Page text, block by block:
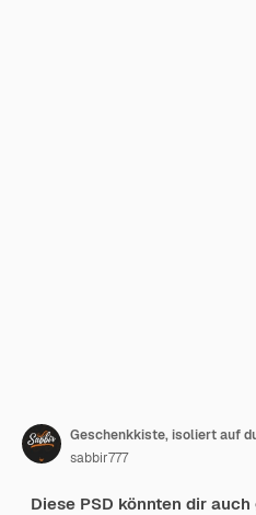
Geschenkkiste, isoliert auf
sabbir777
Diese PSD könnten dir